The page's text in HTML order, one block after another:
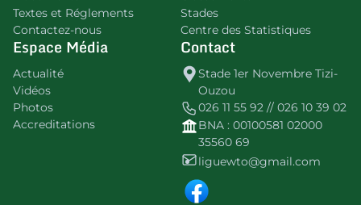
Textes et Réglements
Contactez-nous
Stades
Centre des Statistiques
Espace Média
Actualité
Vidéos
Photos
Accreditations
Contact
Stade 1er Novembre Tizi-
Ouzou
026 11 55 92 // 026 10 39 02
BNA : 00100581 02000
35560 69
liguewto@gmail.com